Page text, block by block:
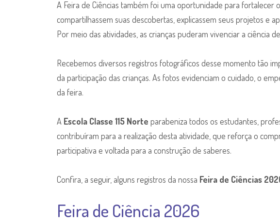
A Feira de Ciências também foi uma oportunidade para
compartilhassem suas descobertas, explicassem seus projetos e
Por meio das atividades, as crianças puderam vivenciar a ciência
Recebemos diversos registros fotográficos desse momento tão
da participação das crianças. As fotos evidenciam o cuidado, o
da feira.
A Escola Classe 115 Norte parabeniza todos os estudantes,
contribuíram para a realização desta atividade, que reforça o
participativa e voltada para a construção de saberes.
Confira, a seguir, alguns registros da nossa Feira de Ciências
Feira de Ciência 2026